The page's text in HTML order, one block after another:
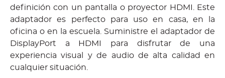
definición con un pantalla o proyector HDMI. Este
adaptador es perfecto para uso en casa, en la
oficina o en la escuela. Suministre el adaptador de
DisplayPort a HDMI para disfrutar de una
experiencia visual y de audio de alta calidad en
cualquier situación.